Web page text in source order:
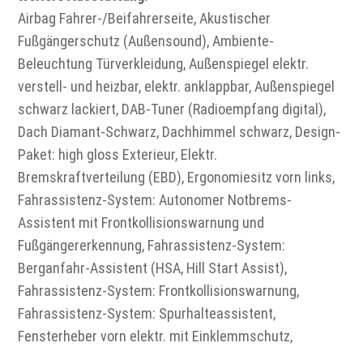
Airbag Fahrer-/Beifahrerseite, Akustischer
Fußgängerschutz (Außensound), Ambiente-
Beleuchtung Türverkleidung, Außenspiegel elektr.
verstell- und heizbar, elektr. anklappbar, Außenspiegel
schwarz lackiert, DAB-Tuner (Radioempfang digital),
Dach Diamant-Schwarz, Dachhimmel schwarz, Design-
Paket: high gloss Exterieur, Elektr.
Bremskraftverteilung (EBD), Ergonomiesitz vorn links,
Fahrassistenz-System: Autonomer Notbrems-
Assistent mit Frontkollisionswarnung und
Fußgängererkennung, Fahrassistenz-System:
Berganfahr-Assistent (HSA, Hill Start Assist),
Fahrassistenz-System: Frontkollisionswarnung,
Fahrassistenz-System: Spurhalteassistent,
Fensterheber vorn elektr. mit Einklemmschutz,